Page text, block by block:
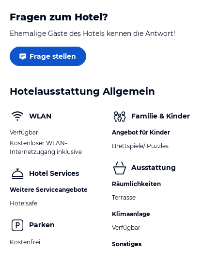
Fragen zum Hotel?
Ehemalige Gäste des Hotels kennen die Antwort!
Frage stellen
Hotelausstattung Allgemein
WLAN
Verfügbar
Kostenloser WLAN-
Internetzugang inklusive
Hotel Services
Weitere Serviceangebote
Hotelsafe
Parken
Kostenfrei
Familie & Kinder
Angebot für Kinder
Brettspiele/ Puzzles
Ausstattung
Räumlichkeiten
Terrasse
Klimaanlage
Verfügbar
Sonstiges